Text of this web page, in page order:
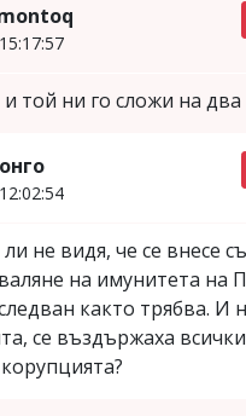
той ни го сложи на два
не видя, че се внесе
на имунитета на
както трябва. И
се въздържаха